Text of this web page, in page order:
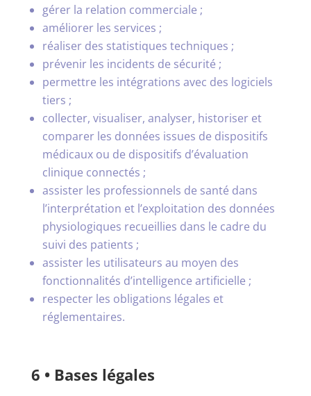
gérer la relation commerciale ;
améliorer les services ;
réaliser des statistiques techniques ;
prévenir les incidents de sécurité ;
permettre les intégrations avec des logiciels
tiers ;
collecter, visualiser, analyser, historiser et
comparer les données issues de dispositifs
médicaux ou de dispositifs d’évaluation
clinique connectés ;
assister les professionnels de santé dans
l’interprétation et l’exploitation des données
physiologiques recueillies dans le cadre du
suivi des patients ;
assister les utilisateurs au moyen des
fonctionnalités d’intelligence artificielle ;
respecter les obligations légales et
réglementaires.
6 • Bases légales